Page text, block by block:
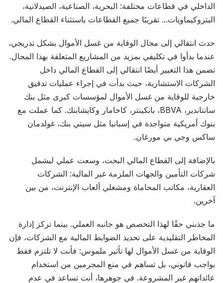
الداخلي في قطاعات مختلفة: البحرية، الصناعية، الصيدلانية،
البتروكيماويات... تقريبًا جميع القطاعات باستثناء القطاع المالي.
حدث انتقالي إلى مجال الوقاية من غسل الأموال بشكل تدريجي،
عندما بدأوا في تكليفي بمزيد من المشاريع المتعلقة بهذا المجال.
تضمن هذا التغيير أيضًا انتقالي إلى القطاع المالي داخل
الشركات الاستشارية، حيث بدأت في إجراء عمليات تدقيق
خارجية للوقاية من غسل الأموال لمؤسسات كبرى مثل بنك
سانتاندير، BBVA، بانكينتر، كاخامار وكايشابنك. كما عملت مع
بنوك أمريكية متواجدة في إسبانيا مثل سيتي بنك، غولدمان
ساكس وجي بي مورغان.
بالإضافة إلى القطاع المالي البحت، وسعت عملي ليشمل
شركات التأمين والجهات الملزمة غير المالية: الشركات
العقارية، مكاتب المحاماة ومشغلي ألعاب الإنترنت، من بين
آخرين.
ما جذبني حقًا لهذا التخصص هو جانبه العملي. بينما تركز إدارة
المخاطر التقليدية على تحديد الضوابط المالية مع الشركات، فإن
الوقاية من غسل الأموال لها تأثير ملموس: فأنت لا تلتزم فقط
بواجب قانوني، بل تساهم في منع المجرمين من استخدام
عائداتهم غير المشروعة. في جوهرها، أنت تساعد في عدم